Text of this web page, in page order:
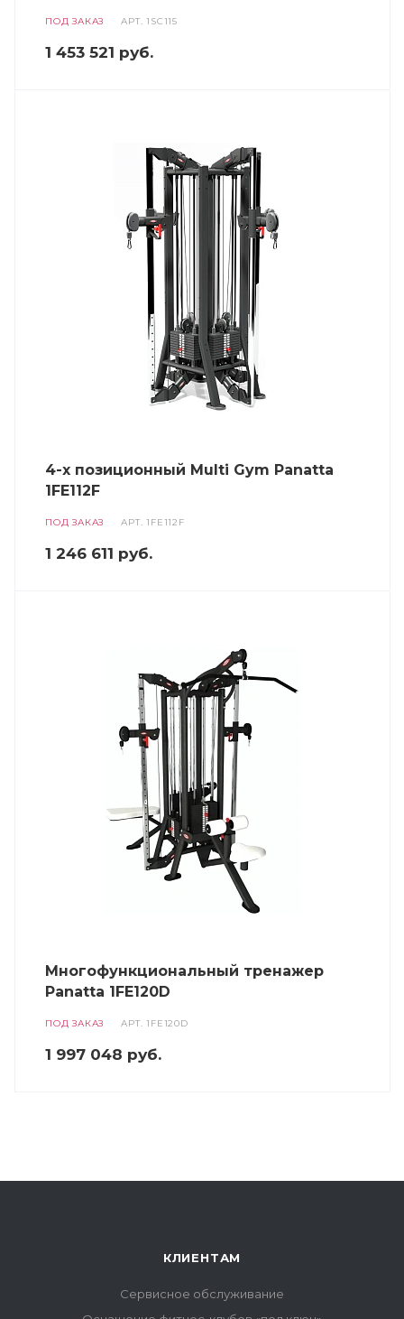
ПОД ЗАКАЗ АРТ.1SC115
1 453 521 руб.
4-х позиционный Multi Gym Panatta
1FE112F
ПОД ЗАКАЗ АРТ.1FE112F
1 246 611 руб.
Многофункциональный тренажер
Panatta 1FE120D
ПОД ЗАКАЗ АРТ.1FE120D
1 997 048 руб.
КЛИЕНТАМ
Сервисное обслуживание